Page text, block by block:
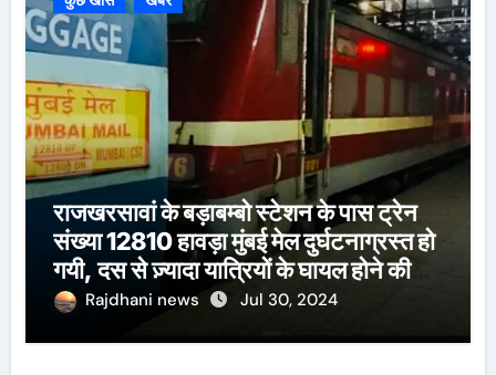
राजखरसावां के बड़ाबम्बो स्टेशन के पास ट्रेन
संख्या 12810 हावड़ा मुंबई मेल दुर्घटनाग्रस्त हो
गयी, दस से ज़्यादा यात्रियों के घायल होने की
खबर।सरायकेला के वरीय पदाधिकारी
Rajdhani news Jul 30, 2024